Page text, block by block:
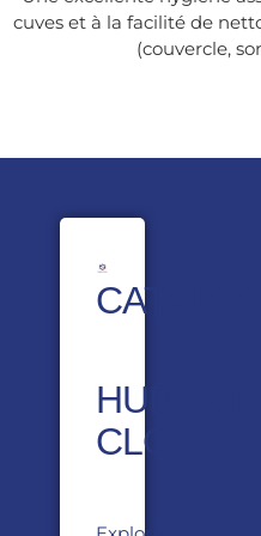
cuves et à la facilité de
(couvercle,
HUBERT
CLOIX